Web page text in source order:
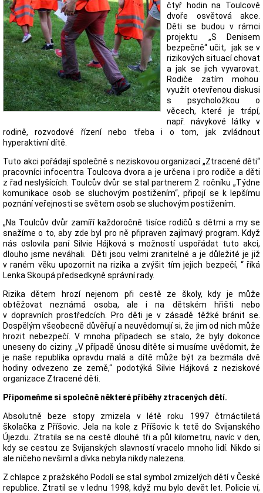
čtyř hodin na Toulcově
dvoře osvětová akce.
Děti se budou v rámci
projektu „S Denisem
bezpečně“ učit, jak se v
rizikových situací chovat
a jak se jich vyvarovat.
Rodiče zatím mohou
využít otevřenou diskusi
s psycholožkou o
věcech, které je trápí,
např. návykové látky v
rodině, rozvodové řízení nebo třeba i o tom, jak zvládnout
hyperaktivní dítě.
Tuto akci pořádají společně s neziskovou organizací „Ztracené děti“
pracovníci infocentra Toulcova dvora a je určena i pro rodiče a děti
z řad neslyšících. Toulcův dvůr se stal partnerem 2. ročníku „Týdne
komunikace osob se sluchovým postižením“, připojí se k lepšímu
poznání veřejnosti se světem osob se sluchovým postižením.
„Na Toulcův dvůr zamíří každoročně tisíce rodičů s dětmi a my se
snažíme o to, aby zde byl pro ně připraven zajímavý program. Když
nás oslovila paní Silvie Hájková s možností uspořádat tuto akci,
dlouho jsme neváhali. Děti jsou velmi zranitelné a je důležité je již
v raném věku upozornit na rizika a zvýšit tím jejich bezpečí, “ říká
Lenka Skoupá předsedkyně správní rady.
Rizika dětem hrozí nejenom při cestě ze školy, kdy je může
obtěžovat neznámá osoba, ale i na dětském hřišti nebo
v dopravních prostředcích. Pro děti je v zásadě těžké bránit se.
Dospělým všeobecně důvěřují a neuvědomují si, že jim od nich může
hrozit nebezpečí. V mnoha případech se stalo, že byly dokonce
uneseny do ciziny. „V případě únosu dítěte si musíme uvědomit, že
je naše republika opravdu malá a dítě může být za bezmála dvě
hodiny odvezeno ze země,“ podotýká Silvie Hájková z neziskové
organizace Ztracené děti.
Připomeňme si společně některé příběhy ztracených dětí.
Absolutně beze stopy zmizela v létě roku 1997 čtrnáctiletá
školačka z Příšovic. Jela na kole z Příšovic k tetě do Svijanského
Újezdu. Ztratila se na cestě dlouhé tři a půl kilometru, navíc v den,
kdy se cestou ze Svijanských slavností vracelo mnoho lidí. Nikdo si
ale ničeho nevšiml a dívka nebyla nikdy nalezena.
Z chlapce z pražského Podolí se stal symbol zmizelých dětí v České
republice. Ztratil se v lednu 1998, když mu bylo devět let. Policie ví,